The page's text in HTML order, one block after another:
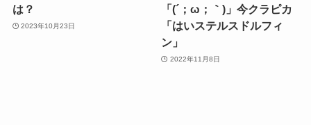
は？
2023年10月23日
「(´；ω；｀)」今クラピカ
「はいステルスドルフィ
ン」
2022年11月8日